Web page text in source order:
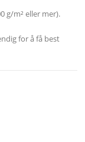
g/m² eller mer).
for å få best